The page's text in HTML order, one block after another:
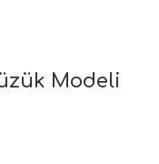
Modeli